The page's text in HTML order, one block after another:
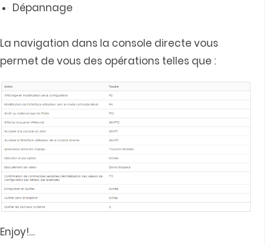
Dépannage
La navigation dans la console directe vous
permet de vous des opérations telles que :
Enjoy!…